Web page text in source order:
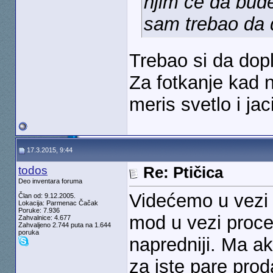
sam trebao da
Trebao si da
Za fotkanje kad
meris svetlo i
17.3.2015, 9:44
todos
Deo inventara foruma
Član od: 9.12.2005.
Lokacija: Parmenac Čačak
Poruke: 7.936
Zahvalnice: 4.677
Zahvaljeno 2.744 puta na 1.644
poruka
Re: Ptičica
Videćemo u
mod u vezi
napredniji. Ma
za iste pare